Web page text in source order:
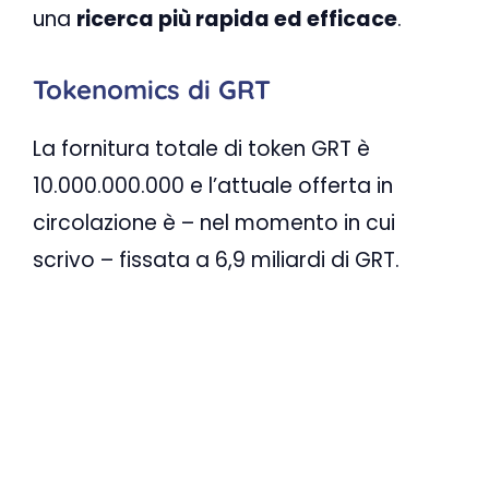
una ricerca più rapida ed efficace.
Tokenomics di GRT
La fornitura totale di token GRT è
10.000.000.000 e l’attuale offerta in
circolazione è – nel momento in cui
scrivo – fissata a 6,9 miliardi di GRT.